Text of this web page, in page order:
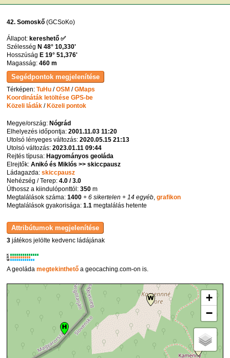
42. Somoskő (GCSoKo)
Állapot: kereshető ✅
Szélesség N 48° 10,330'
Hosszúság E 19° 51,376'
Magasság:460 m
Térképen:TuHu /OSM /GMaps
Koordináták letöltése GPS-be
Közeli ládák / Közeli pontok
Megye/ország: Nógrád
Elhelyezés időpontja:2001.11.03 11:20
Utolsó lényeges változás:2020.05.15 21:13
Utolsó változás:2023.01.11 09:44
Rejtés típusa: Hagyományos geoláda
Elrejtők:Anikó és Miklós >> skiccpausz
Ládagazda:skiccpausz
Nehézség / Terep:4.0 / 3.0
Úthossz a kiindulóponttól:350 m
Megtalálások száma:1400 + 6 sikertelen + 14 egyéb,grafikon
Megtalálások gyakorisága:1.1 megtalálás hetente
3 játékos jelölte kedvenc ládájának
K
R
W
A geoládamegtekinthető a geocaching.com-on is.
+
−